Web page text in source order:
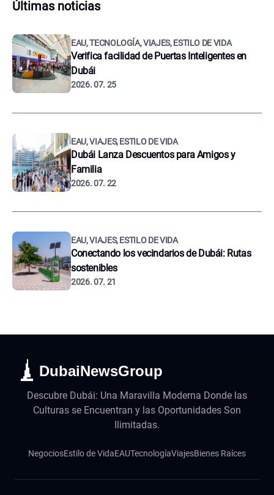
Últimas noticias
EAU, TECNOLOGÍA, VIAJES, ESTILO DE VIDA
Verifica facilidad de Puertas Inteligentes en
Dubái
2026. 07. 25
EAU, VIAJES, ESTILO DE VIDA
Dubái Lanza Descuentos para Amigos y
Familia
2026. 07. 22
EAU, VIAJES, ESTILO DE VIDA
Conectando los vecindarios de Dubái: Rutas
sostenibles
2026. 07. 21
DubaiNewsGroup
Descubre Dubái: Una Maravilla Moderna Donde las
Culturas se Encuentran y las Oportunidades Son
Ilimitadas.
NegociosEstilo de VidaEAUTecnologíaViajesBienes Raíces